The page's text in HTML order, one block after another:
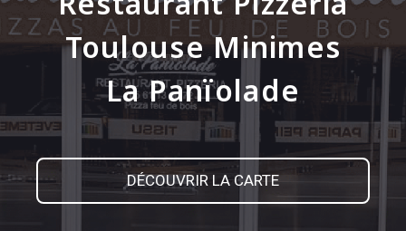
Toulouse Minimes
La Panïolade
DÉCOUVRIR LA CARTE